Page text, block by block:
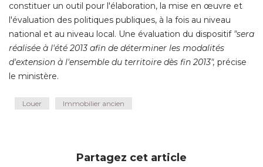
constituer un outil pour l'élaboration, la mise en œuvre et
l'évaluation des politiques publiques, à la fois au niveau
national et au niveau local. Une évaluation du dispositif "sera
réalisée à l'été 2013 afin de déterminer les modalités
d'extension à l'ensemble du territoire dès fin 2013", précise
le ministère.
Louer Immobilier ancien
Partagez cet article